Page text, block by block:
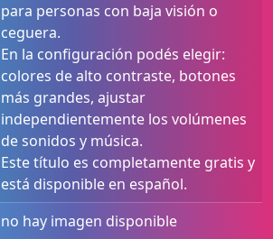
para personas con baja visión o
ceguera.
En la configuración podés elegir:
colores de alto contraste, botones
más grandes, ajustar
independientemente los volúmenes
de sonidos y música.
Este título es completamente gratis y
está disponible en español.
no hay imagen disponible